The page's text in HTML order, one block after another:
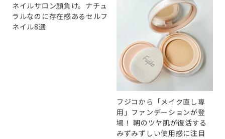
ネイルサロン顔負け。ナチュ
ラルなのに存在感あるセルフ
ネイル8選
フジコから「メイク直し専
用」ファンデーションが登
場！ 朝のツヤ肌が復活する
みずみずしい使用感に注目